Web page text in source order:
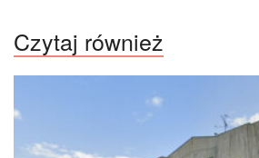
Czytaj również